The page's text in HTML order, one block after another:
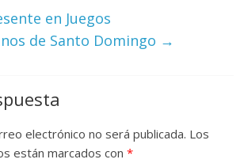
en Juegos
de Santo Domingo →
electrónico no será publicada. Los
están marcados con*